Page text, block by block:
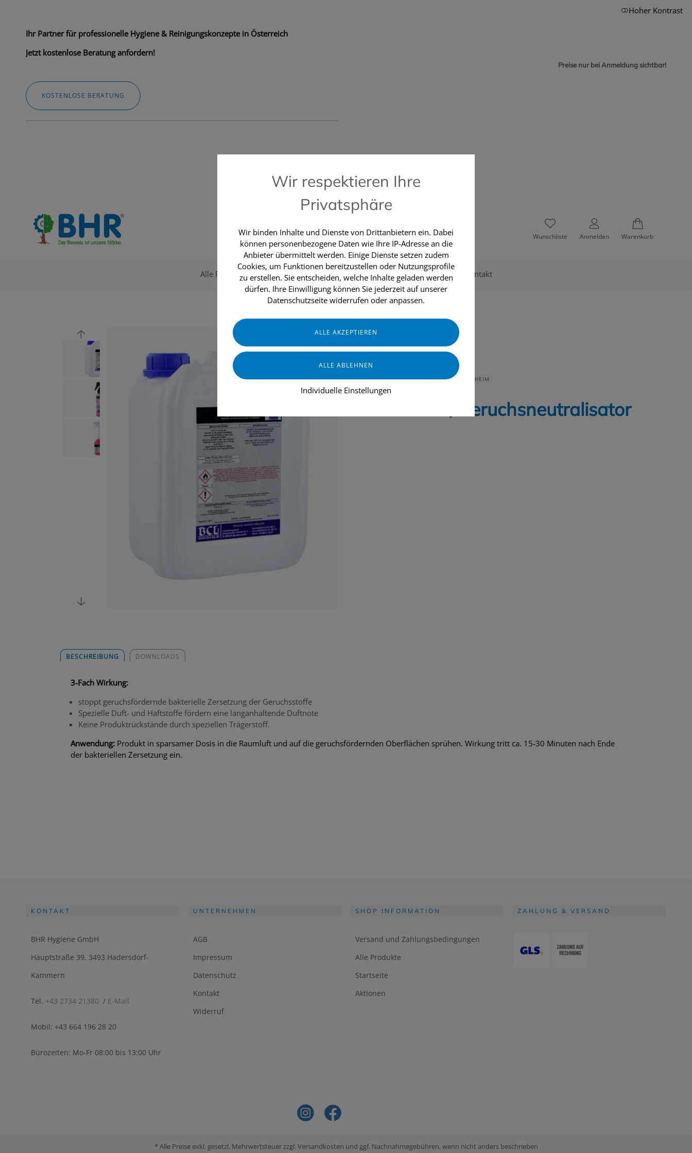
Ihr Partner für professionelle Hygiene & Reinigungskonzepte in Österreich
Jetzt kostenlose Beratung anfordern!
KOSTENLOSE BERATUNG
Preise nur bei Anmeldung sichtbar!
📞 Kostenlose Hotline +43 664 196 28 20
Hoher Kontrast
Wunschliste Anmelden Warenkorb
Alle Produkte Aktionen Topseller Über uns Kontakt
GASTRONOMIE & HOTELLERIE HAUS & HEIM
Fresh-Fleur, Geruchsneutralisator
BESCHREIBUNG DOWNLOADS
3-Fach Wirkung:
stoppt geruchsfördernde bakterielle Zersetzung der Geruchsstoffe
Spezielle Duft- und Haftstoffe fördern eine langanhaltende Duftnote
Keine Produktrückstände durch speziellen Trägerstoff.
Anwendung: Produkt in sparsamer Dosis in die Raumluft und auf die geruchsfördernden Oberflächen sprühen. Wirkung tritt ca. 15-30 Minuten nach Ende
der bakteriellen Zersetzung ein.
Wir respektieren Ihre
Privatsphäre
Wir binden Inhalte und Dienste von Drittanbietern ein. Dabei
können personenbezogene Daten wie Ihre IP-Adresse an die
Anbieter übermittelt werden. Einige Dienste setzen zudem
Cookies, um Funktionen bereitzustellen oder Nutzungsprofile
zu erstellen. Sie entscheiden, welche Inhalte geladen werden
dürfen. Ihre Einwilligung können Sie jederzeit auf unserer
Datenschutzseite widerrufen oder anpassen.
Individuelle Einstellungen
KONTAKT
BHR Hygiene GmbH
Hauptstraße 39, 3493 Hadersdorf-
Kammern
Tel. +43 2734 21380 / E-Mail
Mobil: +43 664 196 28 20
Bürozeiten: Mo-Fr 08:00 bis 13:00 Uhr
UNTERNEHMEN
AGB
Impressum
Datenschutz
Kontakt
Widerruf
SHOP INFORMATION
Versand und Zahlungsbedingungen
Alle Produkte
Startseite
Aktionen
ZAHLUNG & VERSAND
* Alle Preise exkl. gesetzl. Mehrwertsteuer zzgl. Versandkosten und ggf. Nachnahmegebühren, wenn nicht anders beschrieben